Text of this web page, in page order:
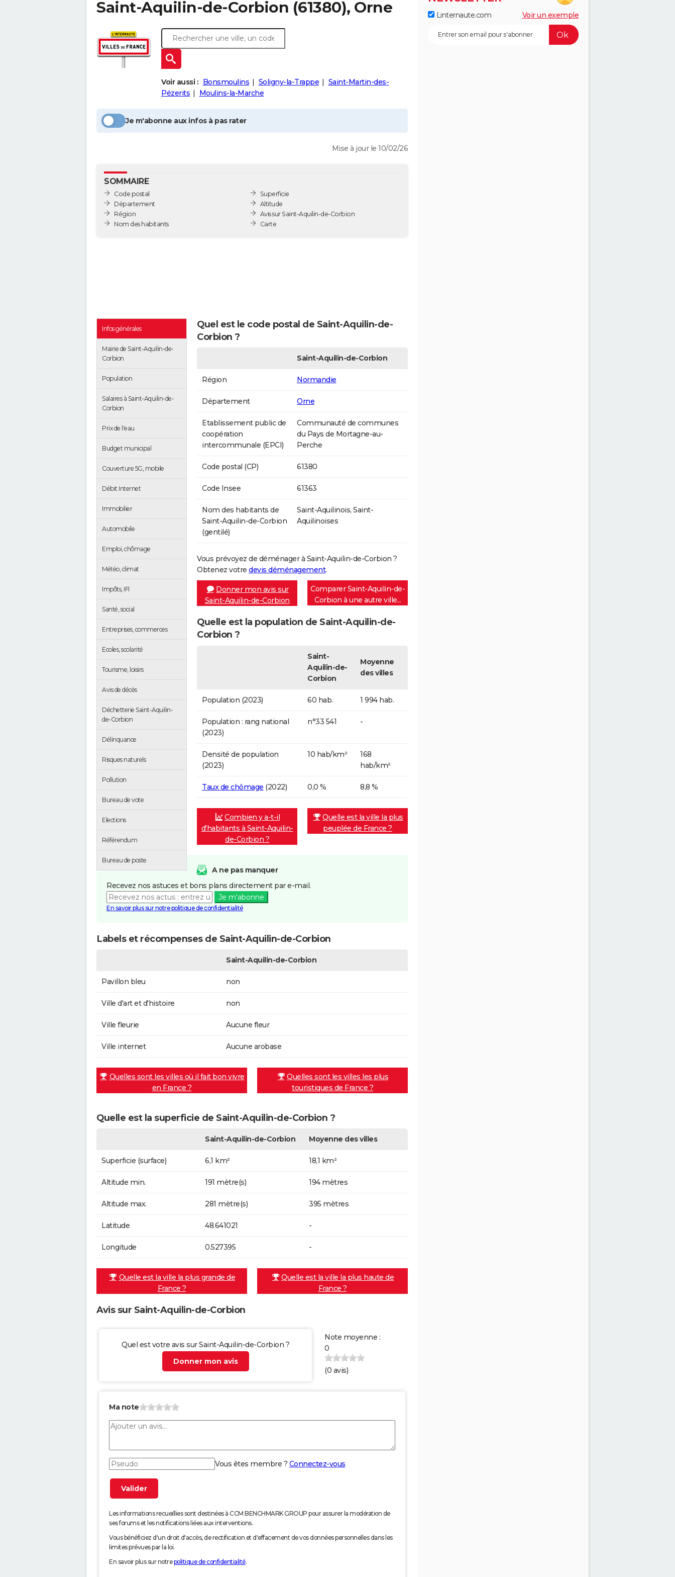
Saint-Aquilin-de-Corbion (61380), Orne
Voir aussi : Bonsmoulins Soligny-la-Trappe
Saint-Martin-des-
Pézerits
Moulins-la-Marche
Je m'abonne aux infos à pas rater
Mise à jour le 10/02/26
SOMMAIRE
Code postal
Département
Région
Nom des habitants
Superficie
Altitude
Avis sur Saint-Aquilin-de-Corbion
Carte
Infos générales
Mairie de Saint-Aquilin-de-
Corbion
Population
Salaires à Saint-Aquilin-de-
Corbion
Prix de l'eau
Budget municipal
Couverture 5G, mobile
Débit Internet
Immobilier
Automobile
Emploi, chômage
Météo, climat
Impôts, IFI
Santé, social
Entreprises, commerces
Ecoles, scolarité
Tourisme, loisirs
Avis de décès
Déchetterie Saint-Aquilin-
de-Corbion
Délinquance
Risques naturels
Pollution
Bureau de vote
Elections
Référendum
Bureau de poste
Quel est le code postal de Saint-Aquilin-de-
Corbion ?
Saint-Aquilin-de-Corbion
Région Normandie
Département Orne
Etablissement public de
coopération
intercommunale (EPCI)
Communauté de communes
du Pays de Mortagne-au-
Perche
Code postal (CP) 61380
Code Insee 61363
Nom des habitants de
Saint-Aquilin-de-Corbion
(gentilé)
Saint-Aquilinois, Saint-
Aquilinoises
Vous prévoyez de déménager à Saint-Aquilin-de-Corbion ?
Obtenez votre devis déménagement.
Donner mon avis sur
Saint-Aquilin-de-Corbion
Comparer Saint-Aquilin-de-
Corbion à une autre ville...
Quelle est la population de Saint-Aquilin-de-
Corbion ?
Saint-
Aquilin-de-
Corbion
Moyenne
des villes
Population (2023) 60 hab. 1 994 hab.
Population : rang national
(2023)
n°33 541 -
Densité de population
(2023)
10 hab/km²
168
hab/km²
Taux de chômage (2022) 0,0 % 8,8 %
Combien y a-t-il
d'habitants à Saint-Aquilin-
de-Corbion ?
Quelle est la ville la plus
peuplée de France ?
A ne pas manquer
Recevez nos astuces et bons plans directement par e-mail.
Je m'abonne
En savoir plus sur notre politique de confidentialité
Labels et récompenses de Saint-Aquilin-de-Corbion
Saint-Aquilin-de-Corbion
Pavillon bleu non
Ville d'art et d'histoire non
Ville fleurie Aucune fleur
Ville internet Aucune arobase
Quelles sont les villes où il fait bon vivre
en France ?
Quelles sont les villes les plus
touristiques de France ?
Quelle est la superficie de Saint-Aquilin-de-Corbion ?
Saint-Aquilin-de-Corbion Moyenne des villes
Superficie (surface) 6,1 km² 18,1 km²
Altitude min. 191 mètre(s) 194 mètres
Altitude max. 281 mètre(s) 395 mètres
Latitude 48.641021 -
Longitude 0.527395 -
Quelle est la ville la plus grande de
France ?
Quelle est la ville la plus haute de
France ?
Avis sur Saint-Aquilin-de-Corbion
Quel est votre avis sur Saint-Aquilin-de-Corbion ?
Donner mon avis
Note moyenne :
0
(0 avis)
Ma note
Vous êtes membre ? Connectez-vous
Les informations recueillies sont destinées à CCM BENCHMARK GROUP pour assurer la modération de
ses forums et les notifications liées aux interventions.
Vous bénéficiez d'un droit d'accès, de rectification et d'effacement de vos données personnelles dans les
limites prévues par la loi.
En savoir plus sur notrepolitique de confidentialité.
Linternaute.com Voir un exemple